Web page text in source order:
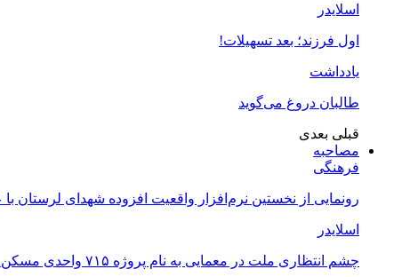
اسلایدر
اول فرزند؛ بعد تسهیلات!
یادداشت
طالبان دروغ می‌گوید
قبلی بعدی
مصاحبه
فرهنگی
رونمایی از نخستین نرم‌افزار واقعیت افزوده شهدای لرستان
اسلایدر
چشم انتظاری ملت در معمایی به نام پروژه ۷۱۵ واحدی مسکن ملی خرم آباد